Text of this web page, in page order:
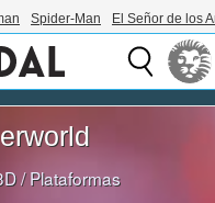
Spider-Man El Señor de los
/Plataformas